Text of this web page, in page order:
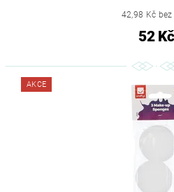
42,98 Kč bez
52 Kč
AKCE